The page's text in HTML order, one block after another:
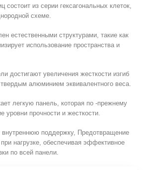
состоит из серии гексагональных клеток,
схеме.
естественными структурами, такие как
использование пространства и
достигают увеличения жесткости изгиб
алюминием эквивалентного веса.
легкую панель, которая по -прежнему
уровни прочности и жесткости.
внутреннюю поддержку, Предотвращение
нагрузке, обеспечивая эффективное
по всей панели.